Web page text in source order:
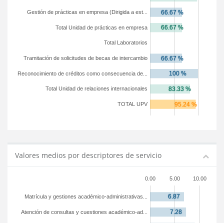
TOTAL UPV
Total Unidad de relaciones internacionales
Reconocimiento de créditos como consecuencia de...
Tramitación de solicitudes de becas de intercambio
Total Laboratorios
Total Unidad de prácticas en empresa
Gestión de prácticas en empresa (Dirigida a est...
Valores medios por descriptores de servicio
0.00 5.00 10.00
Atención de consultas y cuestiones académico-ad...
Matrícula y gestiones académico-administrativas...